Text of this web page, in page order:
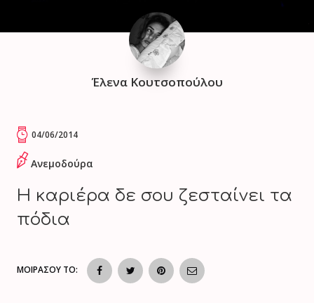
Έλενα Κουτσοπούλου
04/06/2014
Ανεμοδούρα
Η καριέρα δε σου ζεσταίνει τα
πόδια
ΜΟΙΡΑΣΟΥ ΤΟ: